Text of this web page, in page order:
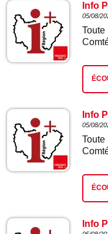
Info
05/08/
Info
05/08/
Info